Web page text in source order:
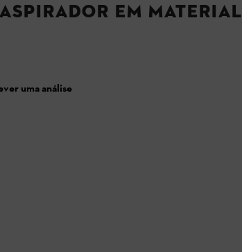
em material
uma análise